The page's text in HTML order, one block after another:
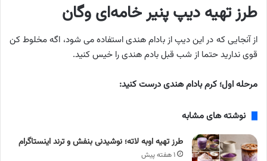
طرز تهیه دیپ پنیر خامه‌ای وگان
از آنجایی که در این دیپ از بادام هندی استفاده می شود، اگه مخلوط کن
قوی ندارید حتما از شب قبل بادم هندی را خیس کنید.
مرحله اول؛ کرم بادام هندی درست کنید:
نوشته های مشابه
طرز تهیه اوبه لاته؛ نوشیدنی بنفش و ترند اینستاگرام
۱ هفته پیش